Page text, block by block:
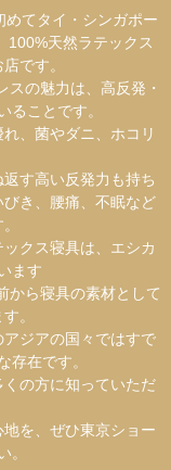
めてタイ・シンガポー
100%天然ラテックス
です。
の魅力は、高反発・
ることです。
、菌やダニ、ホコリ
す高い反発力も持ち
き、腰痛、不眠など
クス寝具は、エシカ
ます
から寝具の素材として
。
ジアの国々ではすで
存在です。
の方に知っていただ
を、ぜひ東京ショー
。